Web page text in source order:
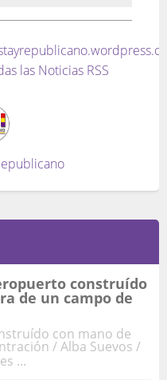
las Noticias RSS
construído
de un campo de
con mano de
/ Alba Suevos /
...